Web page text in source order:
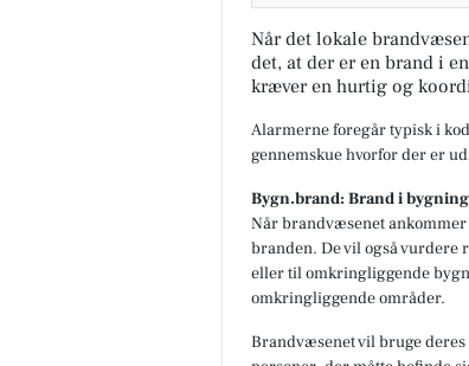
Når det lokale
det, at der er en brand i
kræver en hurtig og
Alarmerne foregår typisk i
gennemskue hvorfor der er
Bygn.brand: Brand i bygning
Når brandvæsenet
branden. De vil også vurdere
eller til omkringliggende
omkringliggende områder.
Brandvæsenet vil bruge